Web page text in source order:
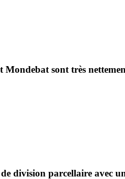
Mondebat sont très
de division parcellaire avec